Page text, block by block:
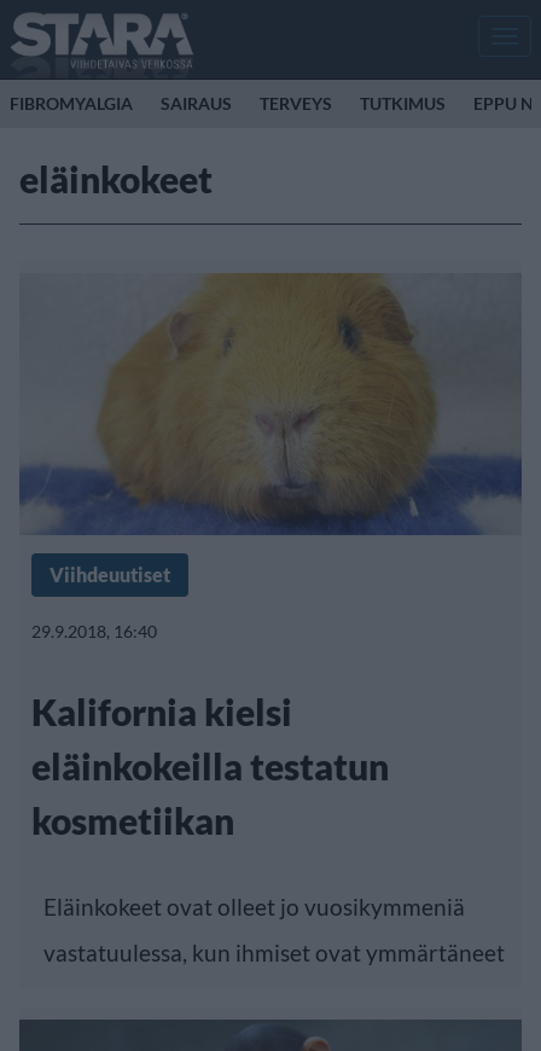
FIBROMYALGIA SAIRAUS TERVEYS TUTKIMUS EPPU
eläinkokeet
Viihdeuutiset
29.9.2018, 16:40
Kalifornia kielsi
eläinkokeilla testatun
kosmetiikan
Eläinkokeet ovat olleet jo vuosikymmeniä
vastatuulessa, kun ihmiset ovat ymmärtäneet